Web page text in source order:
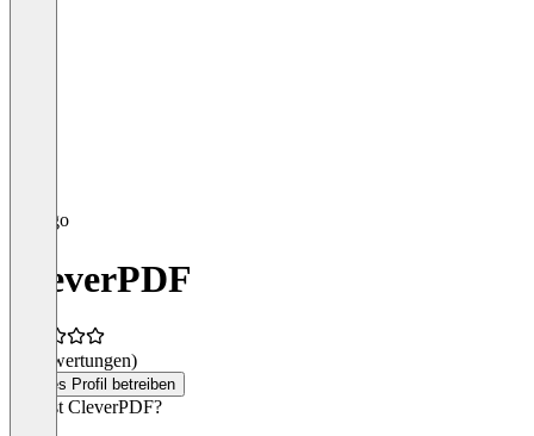
CleverPDF
(0 Bewertungen)
Dieses Profil betreiben
Was ist CleverPDF?